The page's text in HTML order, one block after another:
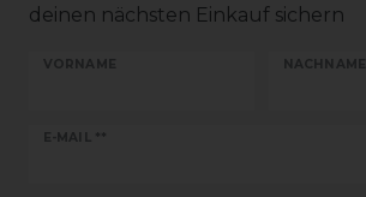
deinen nächsten Einkauf sichern
VORNAME NACHNAME
E-MAIL **
Newsletter